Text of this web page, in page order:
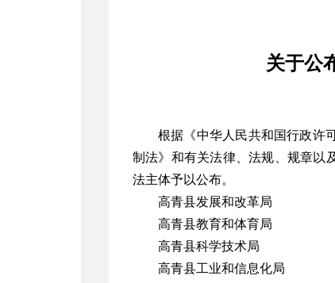
关于公
根据《中华人民共和国行政许
制法》和有关法律、法规、规章以
法主体予以公布。
高青县发展和改革局
高青县教育和体育局
高青县科学技术局
高青县工业和信息化局